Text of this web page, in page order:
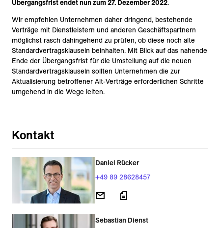
Übergangsfrist endet nun zum 27. Dezember 2022.
Wir empfehlen Unternehmen daher dringend, bestehende
Verträge mit Dienstleistern und anderen Geschäftspartnern
möglichst rasch dahingehend zu prüfen, ob diese noch alte
Standardvertragsklauseln beinhalten. Mit Blick auf das nahende
Ende der Übergangsfrist für die Umstellung auf die neuen
Standardvertragsklauseln sollten Unternehmen die zur
Aktualisierung betroffener Alt-Verträge erforderlichen Schritte
umgehend in die Wege leiten.
Kontakt
Daniel Rücker
+49 89 28628457
Sebastian Dienst